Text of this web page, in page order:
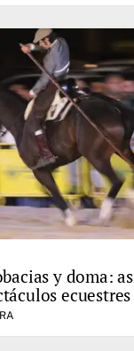
y doma: